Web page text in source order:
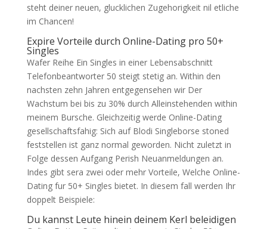
steht deiner neuen, glucklichen Zugehorigkeit nil etliche
im Chancen!
Expire Vorteile durch Online-Dating pro 50+
Singles
Wafer Reihe Ein Singles in einer Lebensabschnitt
Telefonbeantworter 50 steigt stetig an. Within den
nachsten zehn Jahren entgegensehen wir Der
Wachstum bei bis zu 30% durch Alleinstehenden within
meinem Bursche. Gleichzeitig werde Online-Dating
gesellschaftsfahig: Sich auf Blodi Singleborse stoned
feststellen ist ganz normal geworden. Nicht zuletzt in
Folge dessen Aufgang Perish Neuanmeldungen an.
Indes gibt sera zwei oder mehr Vorteile, Welche Online-
Dating fur 50+ Singles bietet. In diesem fall werden Ihr
doppelt Beispiele:
Du kannst Leute hinein deinem Kerl beleidigen